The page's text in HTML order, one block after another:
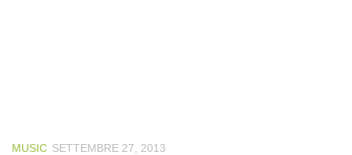
MUSIC SETTEMBRE 27, 2013